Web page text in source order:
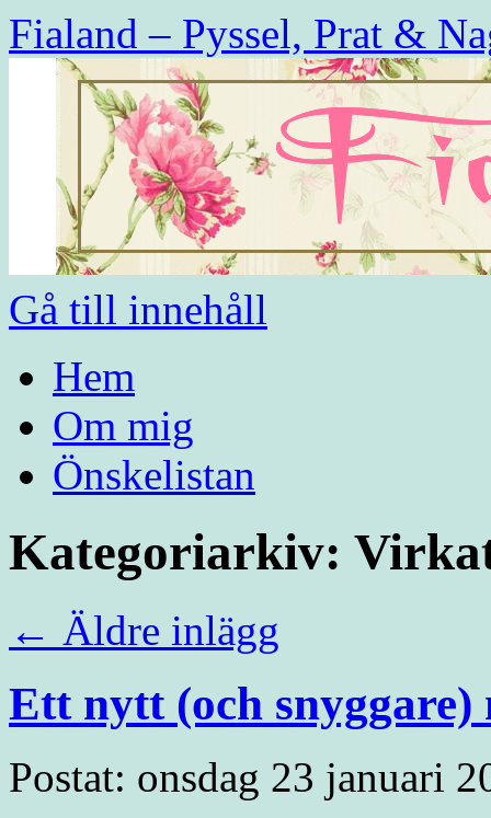
Fialand – Pyssel, Prat &
Gå till innehåll
Hem
Om mig
Önskelistan
Kategoriarkiv:
← Äldre inlägg
Ett nytt (och
Postat: onsdag 23 januari